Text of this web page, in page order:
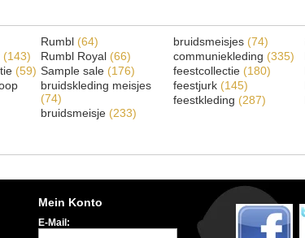
(143)
(59)
Rumbl (64)
Rumbl Royal (66)
Sample sale (176)
bruidskleding meisjes
(74)
bruidsmeisje (233)
bruidsmeisjes (74)
communiekleding (335)
feestcollectie (180)
feestjurk (145)
feestkleding (287)
Mein Konto
E-Mail: